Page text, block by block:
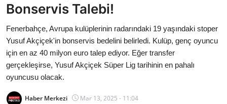
Siyasi Partiler
Mülki İdare
Toplum ve Yaşam
Bonservis Talebi!
Fenerbahçe, Avrupa kulüplerinin radarındaki 19 yaşındaki stoper
Yusuf Akçiçek'in bonservis bedelini belirledi. Kulüp, genç oyuncu
için en az 40 milyon euro talep ediyor. Eğer transfer
gerçekleşirse, Yusuf Akçiçek Süper Lig tarihinin en pahalı
oyuncusu olacak.
Haber Merkezi Mar 13, 2025 - 11:04